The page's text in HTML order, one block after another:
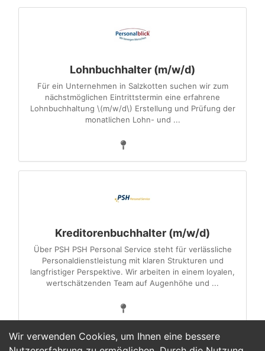
Wir verwenden Cookies, um Ihnen eine bessere
Lohnbuchhalter (m/w/d)
Für ein Unternehmen in Salzkotten suchen wir zum
nächstmöglichen Eintrittstermin eine erfahrene
Lohnbuchhaltung \(m/w/d\) Erstellung und Prüfung der
monatlichen Lohn- und ...
Kreditorenbuchhalter (m/w/d)
Über PSH PSH Personal Service steht für verlässliche
Personaldienstleistung mit klaren Strukturen und
langfristiger Perspektive. Wir arbeiten in einem loyalen,
wertschätzenden Team auf Augenhöhe und ...